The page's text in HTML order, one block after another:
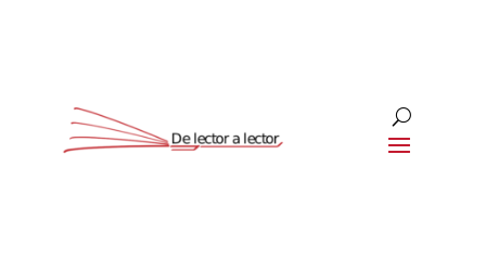
Suscríbete